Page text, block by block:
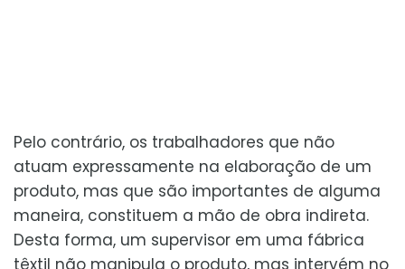
Pelo contrário, os trabalhadores que não
atuam expressamente na elaboração de um
produto, mas que são importantes de alguma
maneira, constituem a mão de obra indireta.
Desta forma, um supervisor em uma fábrica
têxtil não manipula o produto, mas intervém no